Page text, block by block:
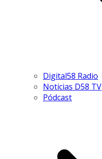
Digital58 Radio
Noticias D58 TV
Pódcast